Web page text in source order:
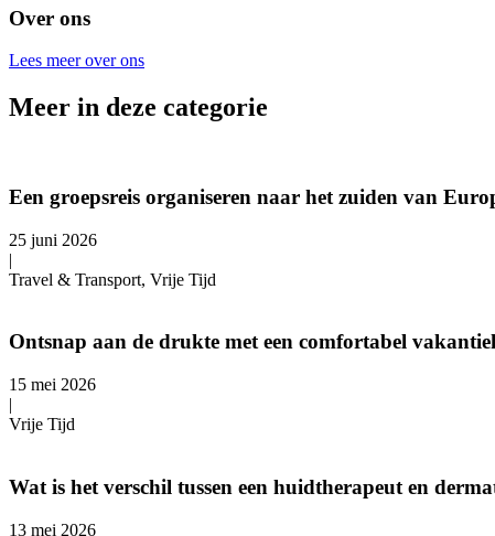
Over ons
Lees meer over ons
Meer in deze categorie
Een groepsreis organiseren naar het zuiden van
25 juni 2026
|
Travel & Transport, Vrije Tijd
Ontsnap aan de drukte met een comfortabel
15 mei 2026
|
Vrije Tijd
Wat is het verschil tussen een huidtherapeut en
13 mei 2026